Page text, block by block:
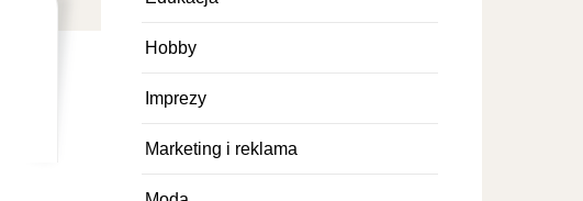
Hobby
Imprezy
Marketing i reklama